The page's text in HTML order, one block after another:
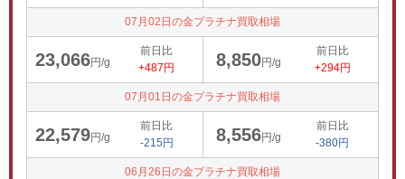
07月02日の金プラチナ買取相場
23,066円/g
前日比
+487円
8,850円/g
前日比
+294円
07月01日の金プラチナ買取相場
22,579円/g
前日比
-215円
8,556円/g
前日比
-380円
06月26日の金プラチナ買取相場